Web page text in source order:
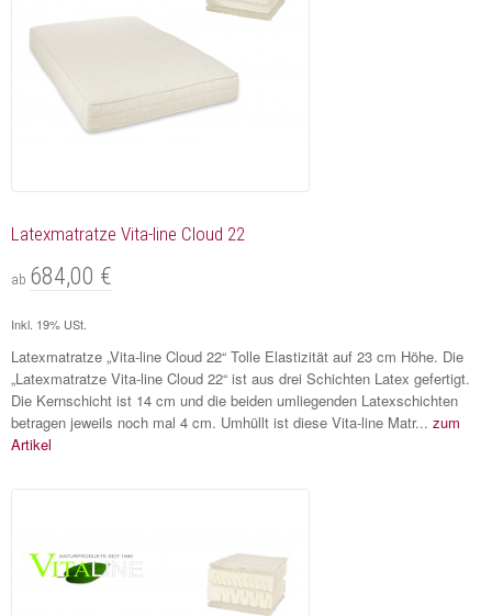
Latexmatratze Vita-line Cloud 22
ab 684,00 €
Inkl. 19% USt.
Latexmatratze „Vita-line Cloud 22“ Tolle Elastizität auf 23 cm Höhe. Die
„Latexmatratze Vita-line Cloud 22“ ist aus drei Schichten Latex gefertigt.
Die Kernschicht ist 14 cm und die beiden umliegenden Latexschichten
betragen jeweils noch mal 4 cm. Umhüllt ist diese Vita-line Matr... zum
Artikel